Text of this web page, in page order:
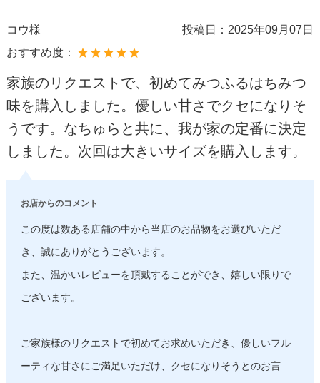
コウ様 投稿日： 2025年09月07日
おすすめ度：
家族のリクエストで、初めてみつふるはちみつ
味を購入しました。優しい甘さでクセになりそ
うです。なちゅらと共に、我が家の定番に決定
しました。次回は大きいサイズを購入します。
お店からのコメント
この度は数ある店舗の中から当店のお品物をお選びいただ
き、誠にありがとうございます。
また、温かいレビューを頂戴することができ、嬉しい限りで
ございます。
ご家族様のリクエストで初めてお求めいただき、優しいフル
ーティな甘さにご満足いただけ、クセになりそうとのお言